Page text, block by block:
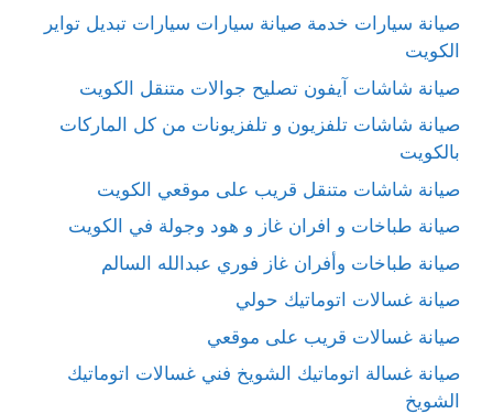
صيانة سيارات خدمة صيانة سيارات سيارات تبديل تواير
الكويت
صيانة شاشات آيفون تصليح جوالات متنقل الكويت
صيانة شاشات تلفزيون و تلفزيونات من كل الماركات
بالكويت
صيانة شاشات متنقل قريب على موقعي الكويت
صيانة طباخات و افران غاز و هود وجولة في الكويت
صيانة طباخات وأفران غاز فوري عبدالله السالم
صيانة غسالات اتوماتيك حولي
صيانة غسالات قريب على موقعي
صيانة غسالة اتوماتيك الشويخ فني غسالات اتوماتيك
الشويخ